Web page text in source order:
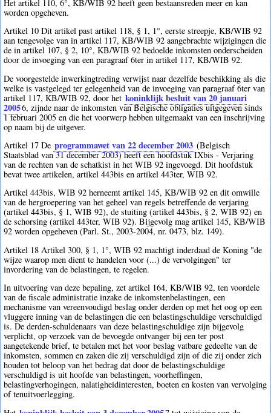
Het artikel 110, 6°, KB/WIB 92 heeft geen bestaansreden meer en kan
worden opgeheven.
Artikel 10 Dit artikel past artikel 118, § 1, 1°, eerste streepje, KB/WIB 92
aan tengevolge van in artikel 117, KB/WIB 92 aangebrachte wijzigingen die
de in artikel 107, § 2, 10°, KB/WIB 92 bedoelde inkomsten onderscheiden
door de invoeging van een paragraaf 6ter in artikel 117, KB/WIB 92.
De voorgestelde inwerkingtreding verwijst naar dezelfde beschikking als die
welke is vastgelegd ter gelegenheid van de invoeging van paragraaf 6ter van
artikel 117, KB/WIB 92, door het koninklijk besluit van 20 januari
20056, zijnde naar de inkomsten van Belgische obligaties uitgegeven sinds
1 februari 2005 en die het voorwerp hebben uitgemaakt van een inschrijving
op naam bij de uitgever.
Artikel 17 De programmawet van 22 december 2003 (Belgisch
Staatsblad van 31 december 2003) heeft een hoofdstuk IXbis - Verjaring
van de rechten van de schatkist in het WIB 92 ingevoegd. Dit hoofdstuk
bevat twee artikelen, artikel 443bis en artikel 443ter, WIB 92.
Artikel 443bis, WIB 92 herneemt artikel 145, KB/WIB 92 en dit omwille
van de hergroepering van het geheel van regels betreffende de verjaring
(artikel 443bis, § 1, WIB 92), de stuiting (artikel 443bis, § 2, WIB 92) en
de schorsing (artikel 443ter, WIB 92). Bijgevolg mag artikel 145, KB/WIB
92 worden opgeheven (Parl. St., 2003-2004, nr. 0473, blz. 149).
Artikel 18 Artikel 300, § 1, 1°, WIB 92 machtigt inderdaad de Koning "de
wijze waarop men dient te handelen voor (...) de vervolgingen" ter
invordering van de belastingen, te regelen.
In uitvoering van deze bepaling, zet artikel 164, KB/WIB 92, ten voordele
van de fiscale administratie inzake de inkomstenbelastingen, een
mechanisme van vereenvoudigd beslag onder derden op met het oog op een
vluggere inning van de belastingen die een belastingschuldige verschuldigd
is. De derden-schuldenaars van deze belastingschuldige zijn bijgevolg
verplicht, op verzoek van de bevoegde ontvanger bij een ter post
aangetekende brief, te betalen met het voor beslag vatbare gedeelte van de
inkomsten, sommen en zaken die zij verschuldigd zijn of die zij onder zich
houden tot beloop van het bedrag dat door de belastingschuldige
verschuldigd is uit hoofde van belastingen, voorheffingen,
belastingverhogingen, nalatigheidinteresten, boeten en kosten van vervolging
of tenuitvoerlegging.